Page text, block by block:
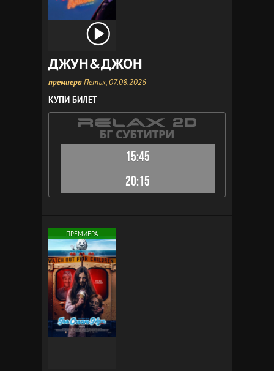
ДЖУН&ДЖОН
премиераПетък, 07.08.2026
КУПИ БИЛЕТ
15:45
20:15
ПРЕМИЕРА